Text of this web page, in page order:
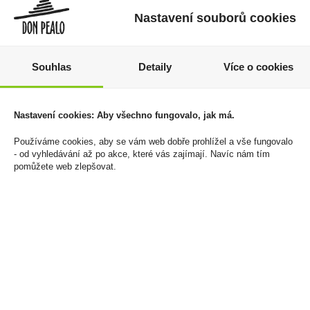
Doutníky Romeo y
Julieta No.1 Tubos
8 299 Kč
Cena za:krabičku (25 ks)
Prosecco DOC Brut 0,75l
Teresa Rizzi
149 Kč
Nastavení souborů cookies
Souhlas Detaily Více o cookies
Nastavení cookies: Aby všechno fungovalo, jak má.
Používáme cookies, aby se vám web dobře prohlížel a vše fungovalo
- od vyhledávání až po akce, které vás zajímají. Navíc nám tím
pomůžete web zlepšovat.